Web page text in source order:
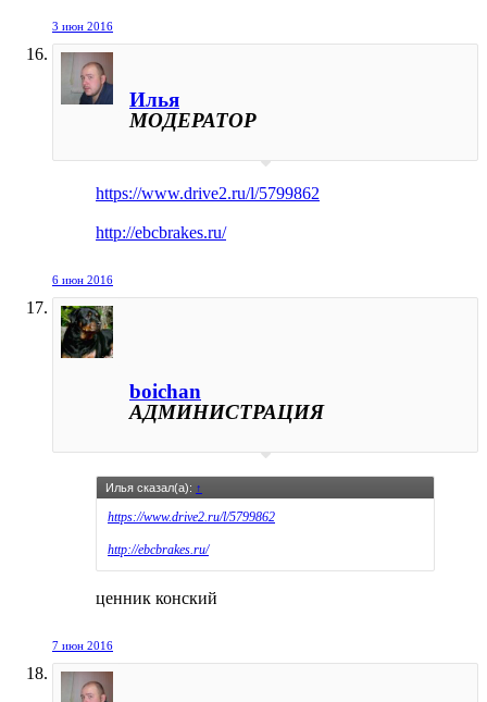
3 июн 2016
Илья
МОДЕРАТОР
https://www.drive2.ru/l/5799862
http://ebcbrakes.ru/
6 июн 2016
boichan
АДМИНИСТРАЦИЯ
Илья сказал(а): ↑
https://www.drive2.ru/l/5799862
http://ebcbrakes.ru/
ценник конский
7 июн 2016